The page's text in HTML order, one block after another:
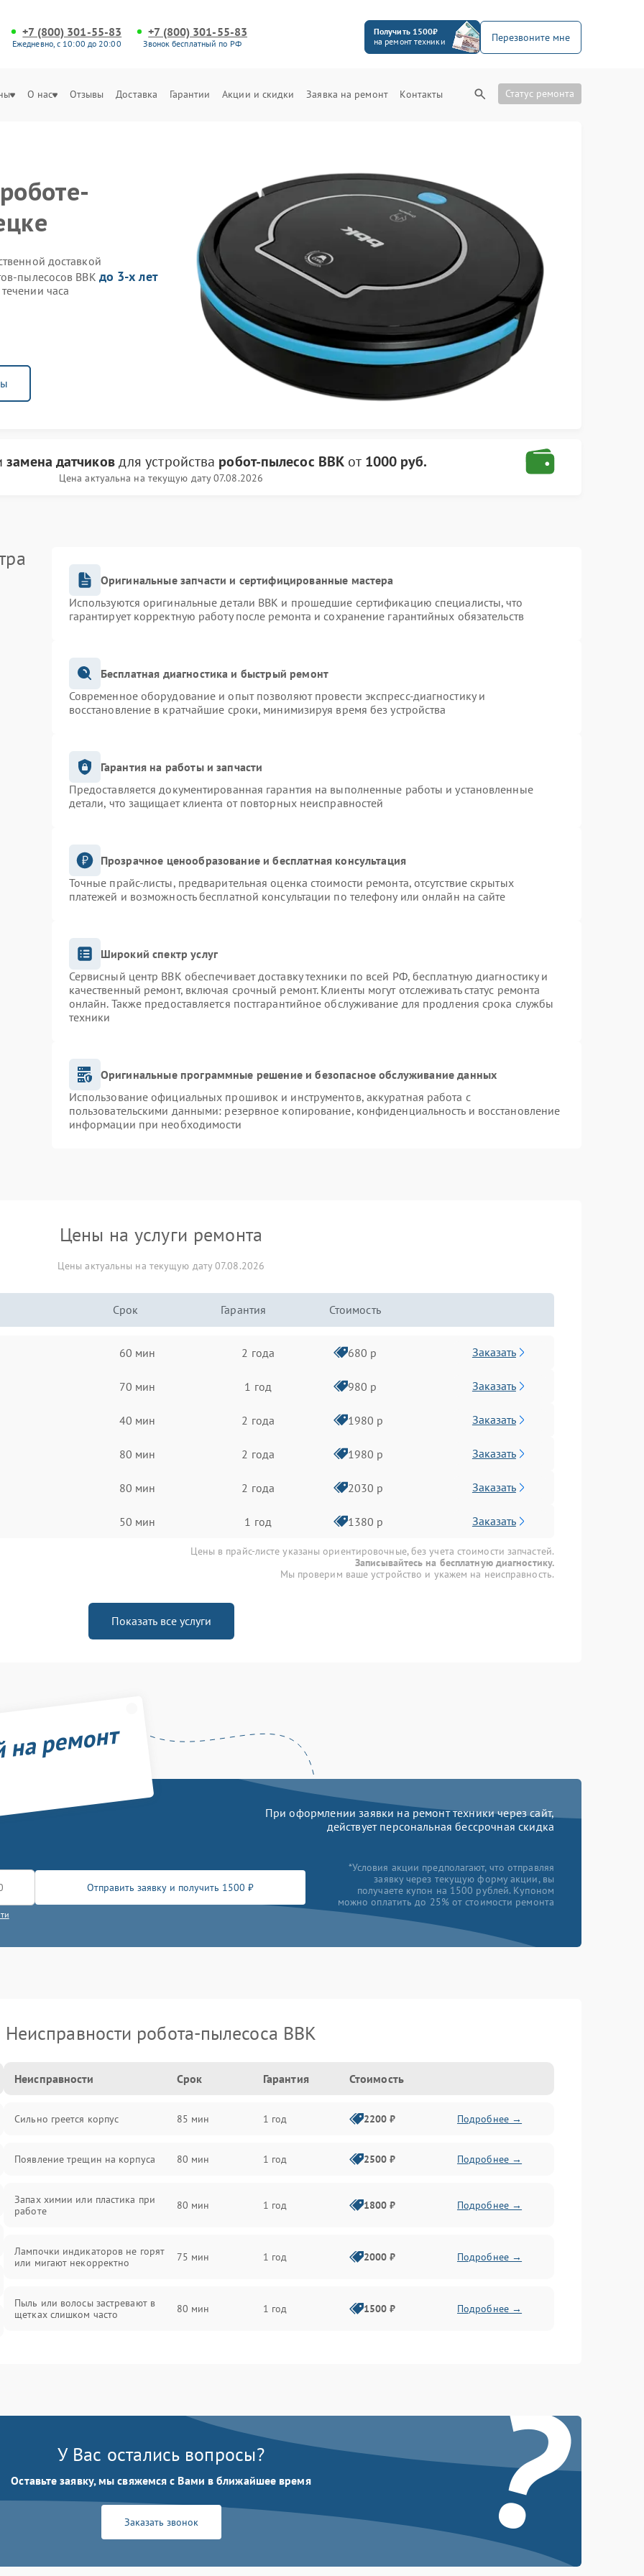
+7 (800) 301-55-83
Ежедневно, с 10:00 до 20:00
+7 (800) 301-55-83
Звонок бесплатный по РФ
Получить 1500₽
на ремонт техники
Перезвоните мне
О нас Отзывы Доставка Гарантии Акции и скидки Заявка на ремонт Контакты Статус ремонта
доставкой
пылесосов BBK до 3-х лет
часа
замена датчиковдля устройства робот-пылесос BBK от 1000 руб.
Цена актуальна на текущую дату 07.08.2026
Оригинальные запчасти и сертифицированные мастера
Используются оригинальные детали BBK и прошедшие сертификацию специалисты, что
гарантирует корректную работу после ремонта и сохранение гарантийных обязательств
Бесплатная диагностика и быстрый ремонт
Современное оборудование и опыт позволяют провести экспресс-диагностику и
восстановление в кратчайшие сроки, минимизируя время без устройства
Гарантия на работы и запчасти
Предоставляется документированная гарантия на выполненные работы и установленные
детали, что защищает клиента от повторных неисправностей
Прозрачное ценообразование и бесплатная консультация
Точные прайс-листы, предварительная оценка стоимости ремонта, отсутствие скрытых
платежей и возможность бесплатной консультации по телефону или онлайн на сайте
Широкий спектр услуг
Сервисный центр BBK обеспечивает доставку техники по всей РФ, бесплатную диагностику и
качественный ремонт, включая срочный ремонт. Клиенты могут отслеживать статус ремонта
онлайн. Также предоставляется постгарантийное обслуживание для продления срока службы
техники
Оригинальные программные решение и безопасное обслуживание данных
Использование официальных прошивок и инструментов, аккуратная работа с
пользовательскими данными: резервное копирование, конфиденциальность и восстановление
информации при необходимости
Цены на услуги ремонта
Цены актуальны на текущую дату 07.08.2026
Срок Гарантия Стоимость
60 мин 2 года 680 р Заказать
70 мин 1 год 980 р Заказать
40 мин 2 года 1980 р Заказать
80 мин 2 года 1980 р Заказать
80 мин 2 года 2030 р Заказать
50 мин 1 год 1380 р Заказать
Цены в прайс-листе указаны ориентировочные, без учета стоимости запчастей.
Записывайтесь на бесплатную диагностику.
Мы проверим ваше устройство и укажем на неисправность.
Показать все услуги
ремонт
При оформлении заявки на ремонт техники через сайт,
действует персональная бессрочная скидка
Отправить заявку и получить 1500 ₽
*Условия акции предполагают, что отправляя
заявку через текущую форму акции, вы
получаете купон на 1500 рублей. Купоном
можно оплатить до 25% от стоимости ремонта
Неисправности робота-пылесоса BBK
Неисправности Срок Гарантия Стоимость
Сильно греется корпус 85 мин 1 год 2200 ₽ Подробнее →
Появление трещин на корпуса 80 мин 1 год 2500 ₽ Подробнее →
Запах химии или пластика при
работе
80 мин 1 год 1800 ₽ Подробнее →
Лампочки индикаторов не горят
или мигают некорректно
75 мин 1 год 2000 ₽ Подробнее →
Пыль или волосы застревают в
щетках слишком часто
80 мин 1 год 1500 ₽ Подробнее →
?
У Вас остались вопросы?
Оставьте заявку, мы свяжемся с Вами в ближайшее время
Заказать звонок